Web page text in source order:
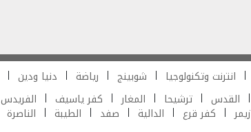
انترنت وتكنولوجيا شوبينج رياضة دنيا ودين
القدس ترشيحا المغار كفر ياسيف الفريدس
زيمر كفر قرع الدالية صفد الطيبة الناصرة